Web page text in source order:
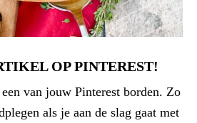
OP PINTEREST!
van jouw Pinterest borden. Zo
als je aan de slag gaat met